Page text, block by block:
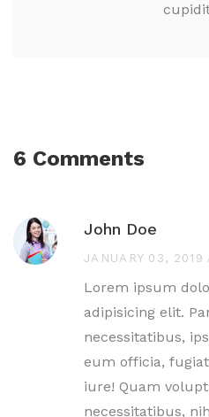
6 Comments
John Doe
JANUARY 03, 2019
Lorem ipsum
adipisicing elit.
necessitatibus,
eum officia,
iure! Quam
necessitatibus,